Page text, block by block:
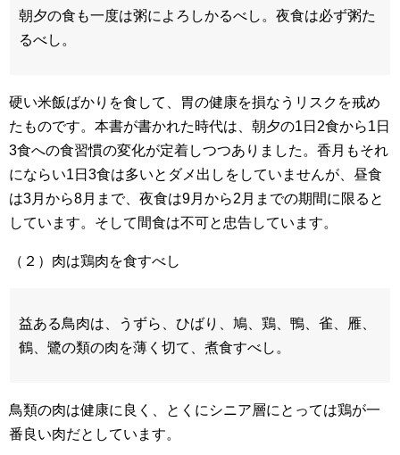
朝夕の食も一度は粥によろしかるべし。夜食は必ず粥た
るべし。
硬い米飯ばかりを食して、胃の健康を損なうリスクを戒め
たものです。本書が書かれた時代は、朝夕の1日2食から1日
3食への食習慣の変化が定着しつつありました。香月もそれ
にならい1日3食は多いとダメ出しをしていませんが、昼食
は3月から8月まで、夜食は9月から2月までの期間に限ると
しています。そして間食は不可と忠告しています。
（２）肉は鶏肉を食すべし
益ある鳥肉は、うずら、ひばり、鳩、鶏、鴨、雀、雁、
鶴、鷺の類の肉を薄く切て、煮食すべし。
鳥類の肉は健康に良く、とくにシニア層にとっては鶏が一
番良い肉だとしています。